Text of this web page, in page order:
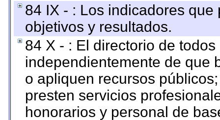
84 IX - : Los indicadores
objetivos y resultados.
84 X - : El directorio de
independientemente de que
o apliquen recursos
presten servicios
honorarios y personal de